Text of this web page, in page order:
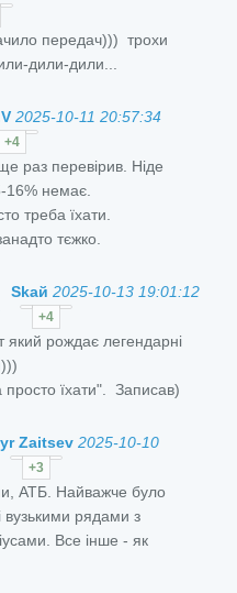
передач))) трохи
дили-дили...
2025-10-11 20:57:34
+4
раз перевірив. Ніде
16% немає.
треба їхати.
тєжко.
Skай 2025-10-13 19:01:12
+4
який рождає легендарні
просто їхати". Записав)
Zaitsev 2025-10-10
+3
АТБ. Найважче було
вузькими рядами з
Все інше - як